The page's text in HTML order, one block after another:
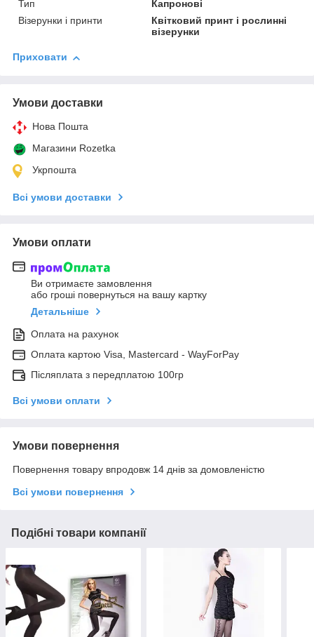
Тип
Капронові
Візерунки і принти
Квітковий принт і рослинні
візерунки
Приховати
Умови доставки
Нова Пошта
Магазини Rozetka
Укрпошта
Всі умови доставки
Умови оплати
Ви отримаєте замовлення
або гроші повернуться на вашу картку
Детальніше
Оплата на рахунок
Оплата картою Visa, Mastercard - WayForPay
Післяплата з передплатою 100гр
Всі умови оплати
Умови повернення
Повернення товару впродовж 14 днів за домовленістю
Всі умови повернення
Подібні товари компанії